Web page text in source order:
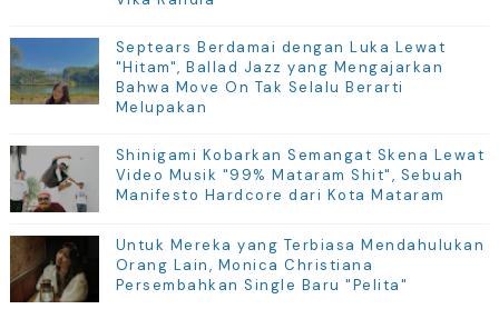
Septears Berdamai dengan Luka Lewat
"Hitam", Ballad Jazz yang Mengajarkan
Bahwa Move On Tak Selalu Berarti
Melupakan
Shinigami Kobarkan Semangat Skena Lewat
Video Musik "99% Mataram Shit", Sebuah
Manifesto Hardcore dari Kota Mataram
Untuk Mereka yang Terbiasa Mendahulukan
Orang Lain, Monica Christiana
Persembahkan Single Baru "Pelita"